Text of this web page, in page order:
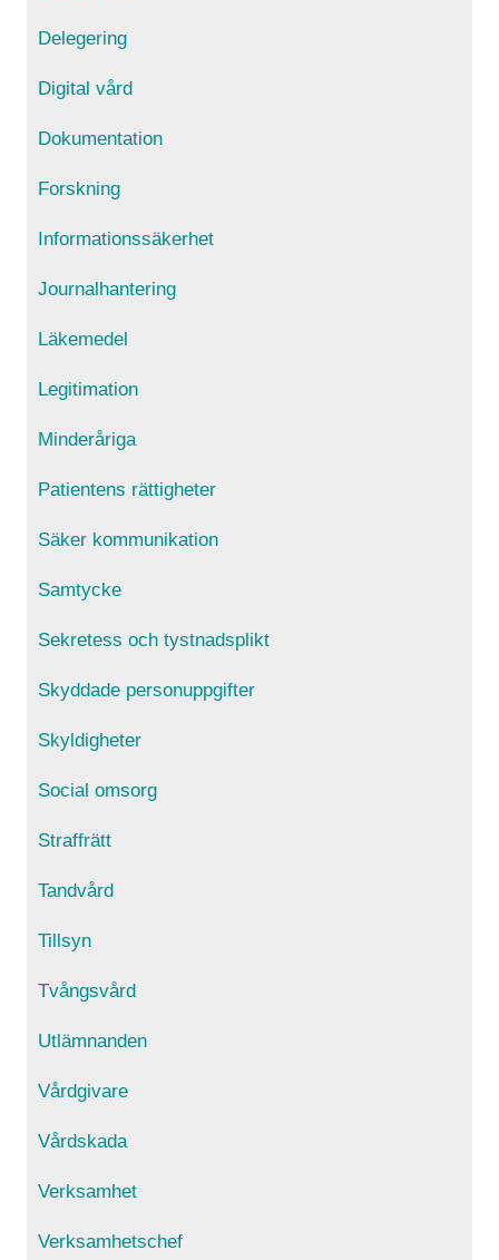
Delegering
Digital vård
Dokumentation
Forskning
Informationssäkerhet
Journalhantering
Läkemedel
Legitimation
Minderåriga
Patientens rättigheter
Säker kommunikation
Samtycke
Sekretess och tystnadsplikt
Skyddade personuppgifter
Skyldigheter
Social omsorg
Straffrätt
Tandvård
Tillsyn
Tvångsvård
Utlämnanden
Vårdgivare
Vårdskada
Verksamhet
Verksamhetschef